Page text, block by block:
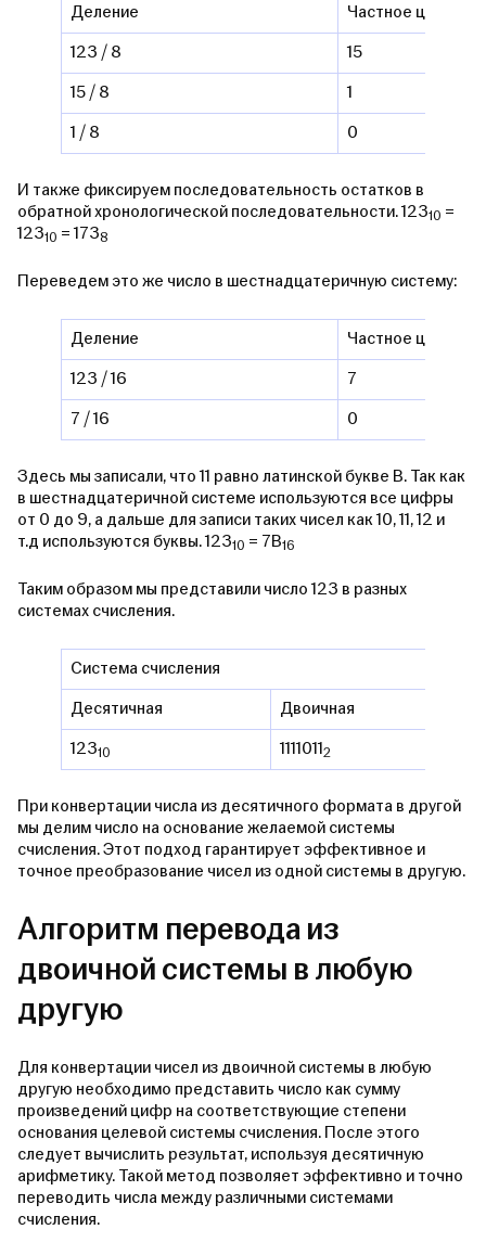
Деление
Частное целое
123 / 8
15
15 / 8
1
1 / 8
0
И также фиксируем последовательность остатков в
обратной хронологической последовательности. 12310 =
12310 = 1738
Переведем это же число в шестнадцатеричную систему:
Деление
Частное целое
123 / 16
7
7 / 16
0
Здесь мы записали, что 11 равно латинской букве B. Так как
в шестнадцатеричной системе используются все цифры
от 0 до 9, а дальше для записи таких чисел как 10, 11, 12 и
т.д используются буквы. 12310 = 7В16
Таким образом мы представили число 123 в разных
системах счисления.
Система счисления
Десятичная
Двоичная
12310 11110112
При конвертации числа из десятичного формата в другой
мы делим число на основание желаемой системы
счисления. Этот подход гарантирует эффективное и
точное преобразование чисел из одной системы в другую.
Алгоритм перевода из
двоичной системы в любую
другую
Для конвертации чисел из двоичной системы в любую
другую необходимо представить число как сумму
произведений цифр на соответствующие степени
основания целевой системы счисления. После этого
следует вычислить результат, используя десятичную
арифметику. Такой метод позволяет эффективно и точно
переводить числа между различными системами
счисления.